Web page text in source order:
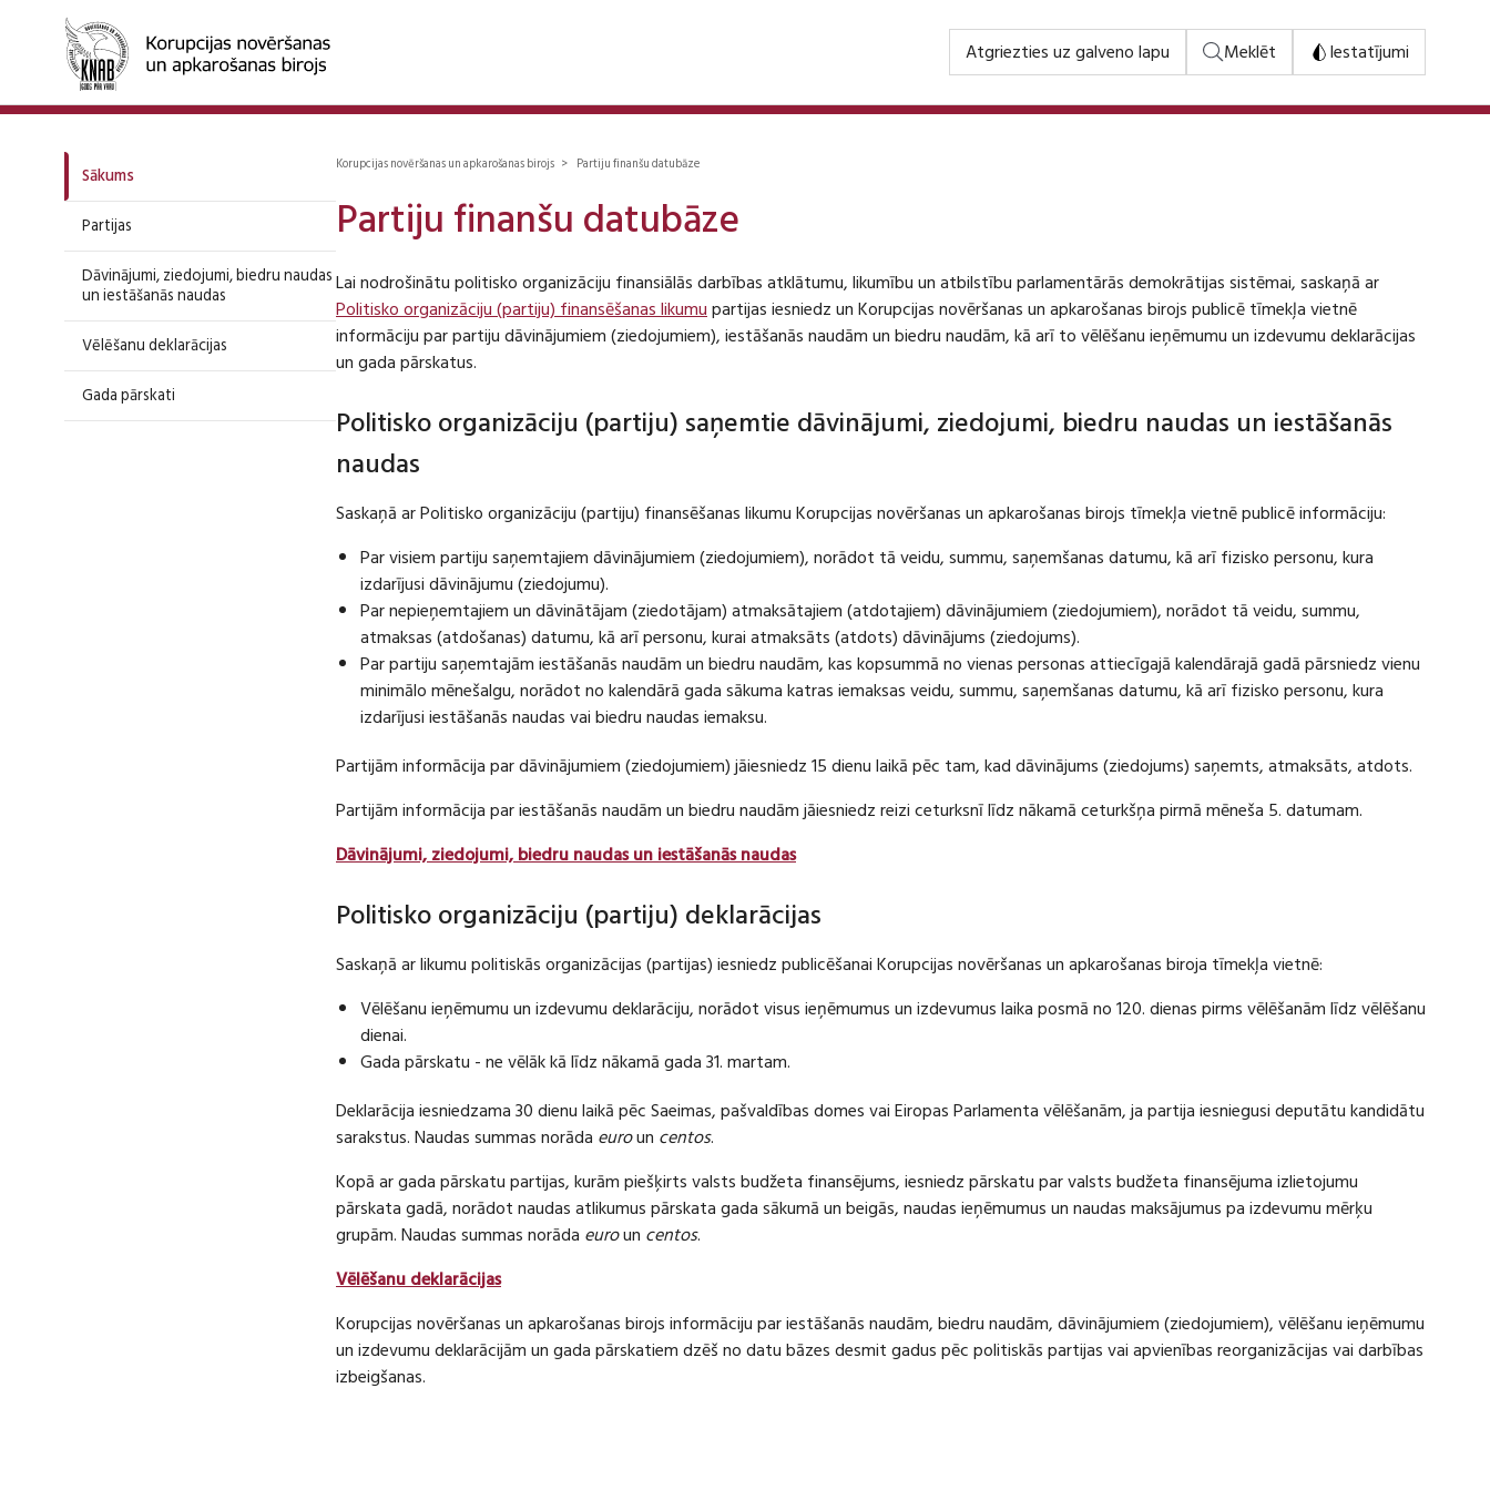
Atgriezties uz galveno lapu Meklēt Iestatījumi
Sākums
Partijas
Dāvinājumi, ziedojumi, biedru naudas
un iestāšanās naudas
Vēlēšanu deklarācijas
Gada pārskati
Korupcijas novēršanas un apkarošanas birojs > Partiju finanšu datubāze
Partiju finanšu datubāze
Lai nodrošinātu politisko organizāciju finansiālās darbības atklātumu, likumību un atbilstību parlamentārās demokrātijas sistēmai, saskaņā ar
Politisko organizāciju (partiju) finansēšanas likumupartijas iesniedz un Korupcijas novēršanas un apkarošanas birojs publicē tīmekļa vietnē
informāciju par partiju dāvinājumiem (ziedojumiem), iestāšanās naudām un biedru naudām, kā arī to vēlēšanu ieņēmumu un izdevumu deklarācijas
un gada pārskatus.
Politisko organizāciju (partiju) saņemtie dāvinājumi, ziedojumi, biedru naudas un iestāšanās
naudas
Saskaņā ar Politisko organizāciju (partiju) finansēšanas likumu Korupcijas novēršanas un apkarošanas birojs tīmekļa vietnē publicē informāciju:
Par visiem partiju saņemtajiem dāvinājumiem (ziedojumiem), norādot tā veidu, summu, saņemšanas datumu, kā arī fizisko personu, kura
izdarījusi dāvinājumu (ziedojumu).
Par nepieņemtajiem un dāvinātājam (ziedotājam) atmaksātajiem (atdotajiem) dāvinājumiem (ziedojumiem), norādot tā veidu, summu,
atmaksas (atdošanas) datumu, kā arī personu, kurai atmaksāts (atdots) dāvinājums (ziedojums).
Par partiju saņemtajām iestāšanās naudām un biedru naudām, kas kopsummā no vienas personas attiecīgajā kalendārajā gadā pārsniedz vienu
minimālo mēnešalgu, norādot no kalendārā gada sākuma katras iemaksas veidu, summu, saņemšanas datumu, kā arī fizisko personu, kura
izdarījusi iestāšanās naudas vai biedru naudas iemaksu.
Partijām informācija par dāvinājumiem (ziedojumiem) jāiesniedz 15 dienu laikā pēc tam, kad dāvinājums (ziedojums) saņemts, atmaksāts, atdots.
Partijām informācija par iestāšanās naudām un biedru naudām jāiesniedz reizi ceturksnī līdz nākamā ceturkšņa pirmā mēneša 5. datumam.
Dāvinājumi, ziedojumi, biedru naudas un iestāšanās naudas
Politisko organizāciju (partiju) deklarācijas
Saskaņā ar likumu politiskās organizācijas (partijas) iesniedz publicēšanai Korupcijas novēršanas un apkarošanas biroja tīmekļa vietnē:
Vēlēšanu ieņēmumu un izdevumu deklarāciju, norādot visus ieņēmumus un izdevumus laika posmā no 120. dienas pirms vēlēšanām līdz vēlēšanu
dienai.
Gada pārskatu - ne vēlāk kā līdz nākamā gada 31. martam.
Deklarācija iesniedzama 30 dienu laikā pēc Saeimas, pašvaldības domes vai Eiropas Parlamenta vēlēšanām, ja partija iesniegusi deputātu kandidātu
sarakstus. Naudas summas norāda euroun centos.
Kopā ar gada pārskatu partijas, kurām piešķirts valsts budžeta finansējums, iesniedz pārskatu par valsts budžeta finansējuma izlietojumu
pārskata gadā, norādot naudas atlikumus pārskata gada sākumā un beigās, naudas ieņēmumus un naudas maksājumus pa izdevumu mērķu
grupām. Naudas summas norāda euroun centos.
Vēlēšanu deklarācijas
Korupcijas novēršanas un apkarošanas birojs informāciju par iestāšanās naudām, biedru naudām, dāvinājumiem (ziedojumiem), vēlēšanu ieņēmumu
un izdevumu deklarācijām un gada pārskatiem dzēš no datu bāzes desmit gadus pēc politiskās partijas vai apvienības reorganizācijas vai darbības
izbeigšanas.